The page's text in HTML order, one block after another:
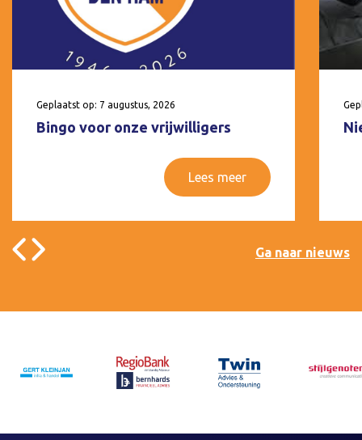
Geplaatst op: 7 augustus, 2026
Bingo voor onze vrijwilligers
Lees meer
Ga naar nieuws